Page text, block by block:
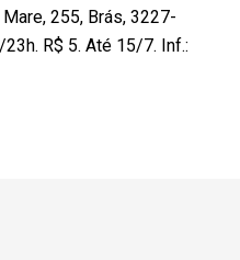
255, Brás, 3227-
R$ 5. Até 15/7. Inf.: